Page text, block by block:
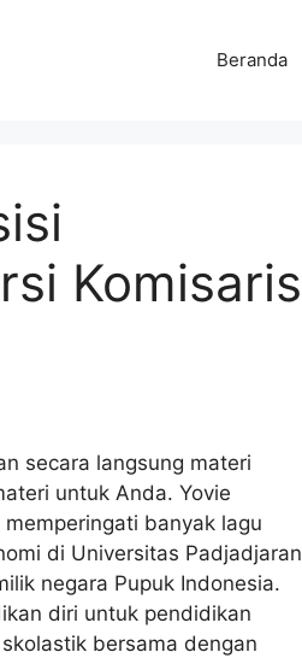
Beranda
Komisaris
secara langsung materi
untuk Anda. Yovie
banyak lagu
di Universitas Padjadjaran
negara Pupuk Indonesia.
diri untuk pendidikan
bersama dengan